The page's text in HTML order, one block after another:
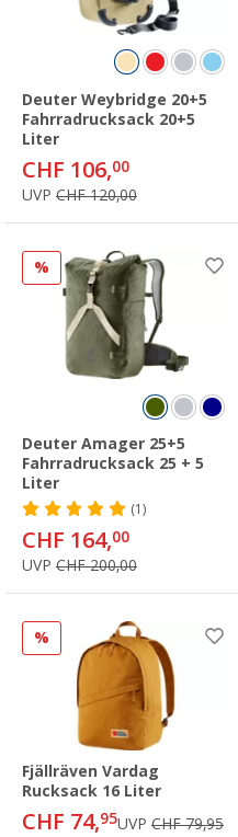
Deuter Weybridge 20+5
Fahrradrucksack 20+5
Liter
CHF 106,00
UVP CHF 120,00
%
Deuter Amager 25+5
Fahrradrucksack 25 + 5
Liter
(1)
CHF 164,00
UVP CHF 200,00
%
Fjällräven Vardag
Rucksack 16 Liter
CHF 74,95UVP CHF 79,95